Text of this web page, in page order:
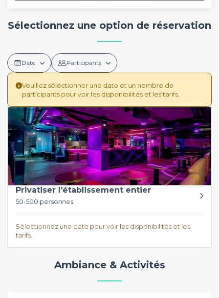
Sélectionnez une option de réservation
Date Participants
Veuillez sélectionner une date et un nombre de
participants pour voir les disponibilités et les tarifs.
Privatiser l'établissement entier
50-500 personnes
Sélectionnez une date pour voir les disponibilités et les
tarifs.
Ambiance & Activités